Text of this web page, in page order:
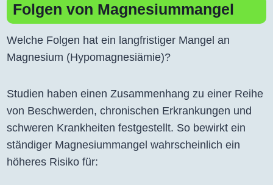
Folgen von Magnesiummangel
Welche Folgen hat ein langfristiger Mangel an
Magnesium (Hypomagnesiämie)?
Studien haben einen Zusammenhang zu einer Reihe
von Beschwerden, chronischen Erkrankungen und
schweren Krankheiten festgestellt. So bewirkt ein
ständiger Magnesiummangel wahrscheinlich ein
höheres Risiko für: